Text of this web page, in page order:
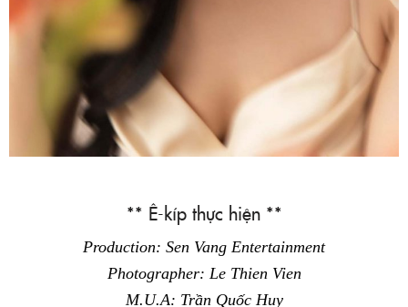
** Ê-kíp thực hiện **
Production: Sen Vang Entertainment
Photographer: Le Thien Vien
M.U.A: Trần Quốc Huy